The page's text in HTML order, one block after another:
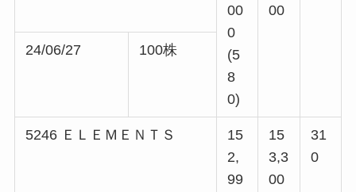
00
0
(5
8
0)
00
24/06/27 100株
5246 ＥＬＥＭＥＮＴＳ
15
2,
99
15
3,3
00
31
0